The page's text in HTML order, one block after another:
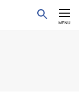
CLOSE
MENU